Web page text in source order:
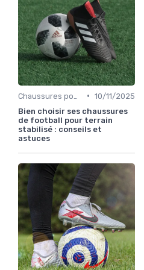
• 10/11/2025
Bien choisir ses chaussures
de football pour terrain
stabilisé : conseils et
astuces